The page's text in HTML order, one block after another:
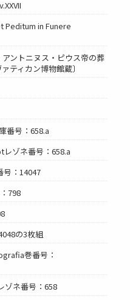
Peditum in Funere
ントニヌス・ピウス帝の葬
ティカン博物館蔵〕
番号：658.a
ゾネ番号：658.a
：14047
798
の3枚組
巻番号：
ゾネ番号：658